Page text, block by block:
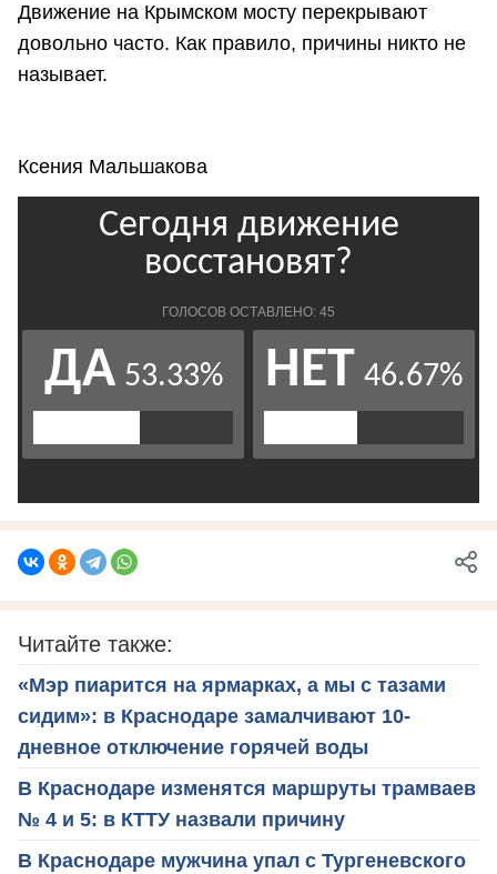
Движение на Крымском мосту перекрывают
довольно часто. Как правило, причины никто не
называет.
Ксения Мальшакова
Читайте также:
«Мэр пиарится на ярмарках, а мы с тазами
сидим»: в Краснодаре замалчивают 10-
дневное отключение горячей воды
В Краснодаре изменятся маршруты трамваев
№ 4 и 5: в КТТУ назвали причину
В Краснодаре мужчина упал с Тургеневского